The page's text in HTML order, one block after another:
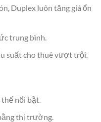
Duplex luôn tăng giá ổn
trung bình.
suất cho thuê vượt trội.
nổi bật.
thị trường.